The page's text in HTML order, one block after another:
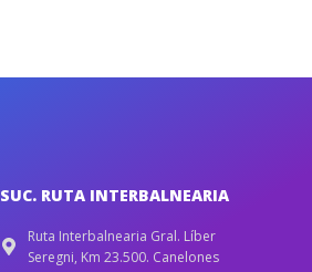
SUC. RUTA INTERBALNEARIA
Ruta Interbalnearia Gral. Líber
Seregni, Km 23.500. Canelones